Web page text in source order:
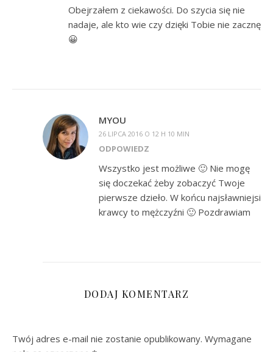
Obejrzałem z ciekawości. Do szycia się nie
nadaje, ale kto wie czy dzięki Tobie nie zacznę
😀
MYOU
26 LIPCA 2016 O 12 H 10 MIN
ODPOWIEDZ
Wszystko jest możliwe 🙂 Nie mogę
się doczekać żeby zobaczyć Twoje
pierwsze dzieło. W końcu najsławniejsi
krawcy to mężczyźni 🙂 Pozdrawiam
DODAJ KOMENTARZ
Twój adres e-mail nie zostanie opublikowany. Wymagane